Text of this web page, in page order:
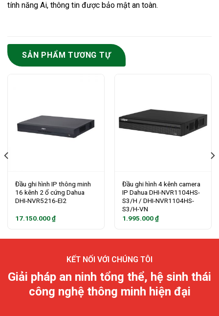
tính năng Ai, thông tin được bảo mật an toàn.
SẢN PHẨM TƯƠNG TỰ
Đầu ghi hình IP thông minh
16 kênh 2 ổ cứng Dahua
DHI-NVR5216-EI2
17.150.000₫
Đầu ghi hình 4 kênh camera
IP Dahua DHI-NVR1104HS-
S3/H / DHI-NVR1104HS-
S3/H-VN
1.995.000₫
KẾT NỐI VỚI CHÚNG TÔI
Giải pháp an ninh tổng thể, hệ sinh thái
công nghệ thông minh hiện đại